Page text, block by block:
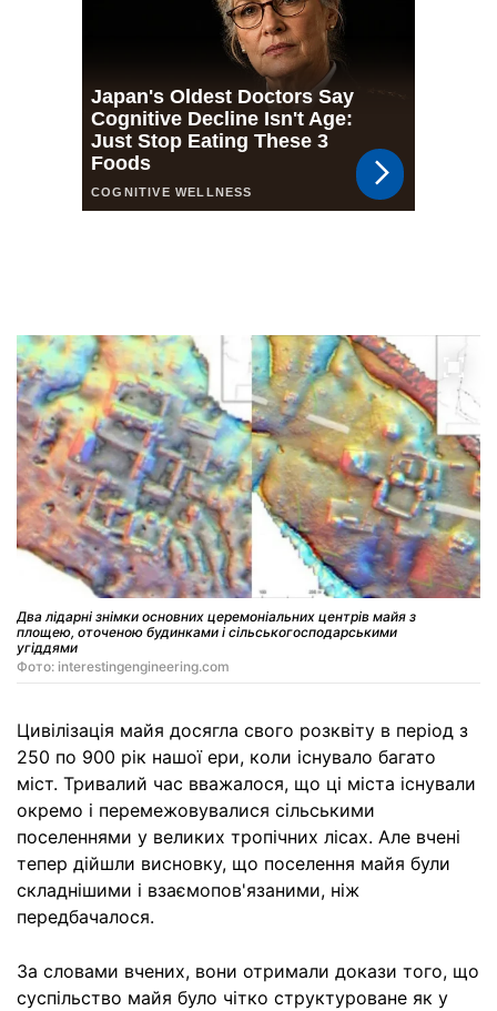
Два лідарні знімки основних церемоніальних центрів майя з
площею, оточеною будинками і сільськогосподарськими
угіддями
Фото: interestingengineering.com
Цивілізація майя досягла свого розквіту в період з
250 по 900 рік нашої ери, коли існувало багато
міст. Тривалий час вважалося, що ці міста існували
окремо і перемежовувалися сільськими
поселеннями у великих тропічних лісах. Але вчені
тепер дійшли висновку, що поселення майя були
складнішими і взаємопов'язаними, ніж
передбачалося.
За словами вчених, вони отримали докази того, що
суспільство майя було чітко структуроване як у